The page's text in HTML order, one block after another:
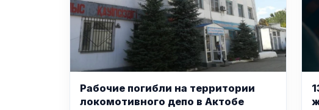
Рабочие погибли на территории
локомотивного депо в Актобе